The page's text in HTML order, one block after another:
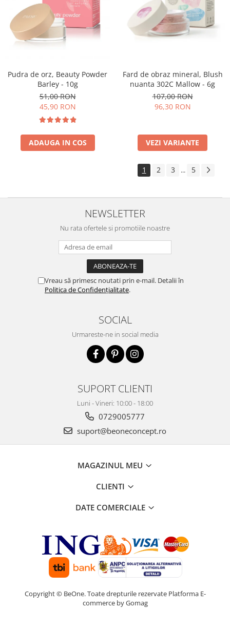
Pudra de orz, Beauty Powder
Barley - 10g
51,00 RON
45,90 RON
ADAUGA IN COS
Fard de obraz mineral, Blush
nuanta 302C Mallow - 6g
107,00 RON
96,30 RON
VEZI VARIANTE
1 2 3 ... 5
NEWSLETTER
Nu rata ofertele si promotiile noastre
Vreau să primesc noutati prin e-mail. Detalii în
Politica de Confidențialitate.
SOCIAL
Urmareste-ne in social media
SUPORT CLIENTI
Luni - Vineri: 10:00 - 18:00
0729005777
suport@beoneconcept.ro
MAGAZINUL MEU
CLIENTI
DATE COMERCIALE
Copyright © BeOne. Toate drepturile rezervate Platforma E-
commerce by Gomag